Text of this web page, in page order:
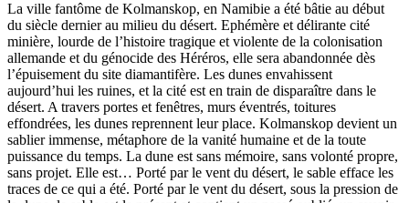
La ville fantôme de Kolmanskop, en Namibie a été bâtie au début
du siècle dernier au milieu du désert. Ephémère et délirante cité
minière, lourde de l’histoire tragique et violente de la colonisation
allemande et du génocide des Héréros, elle sera abandonnée dès
l’épuisement du site diamantifère. Les dunes envahissent
aujourd’hui les ruines, et la cité est en train de disparaître dans le
désert. A travers portes et fenêtres, murs éventrés, toitures
effondrées, les dunes reprennent leur place. Kolmanskop devient un
sablier immense, métaphore de la vanité humaine et de la toute
puissance du temps. La dune est sans mémoire, sans volonté propre,
sans projet. Elle est… Porté par le vent du désert, le sable efface les
traces de ce qui a été. Porté par le vent du désert, sous la pression de